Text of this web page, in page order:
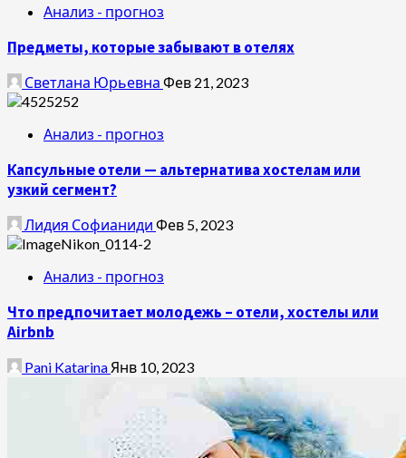
Анализ - прогноз
Предметы, которые забывают в отелях
Светлана Юрьевна Фев 21, 2023
Анализ - прогноз
Капсульные отели — альтернатива хостелам или
узкий сегмент?
Лидия Софианиди Фев 5, 2023
Анализ - прогноз
Что предпочитает молодежь – отели, хостелы или
Airbnb
Pani Katarina Янв 10, 2023